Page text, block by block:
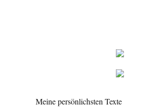
Meine persönlichsten Texte